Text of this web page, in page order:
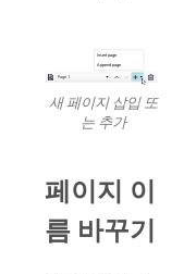
새 페이지 삽입 또
는 추가
페이지 이
름 바꾸기